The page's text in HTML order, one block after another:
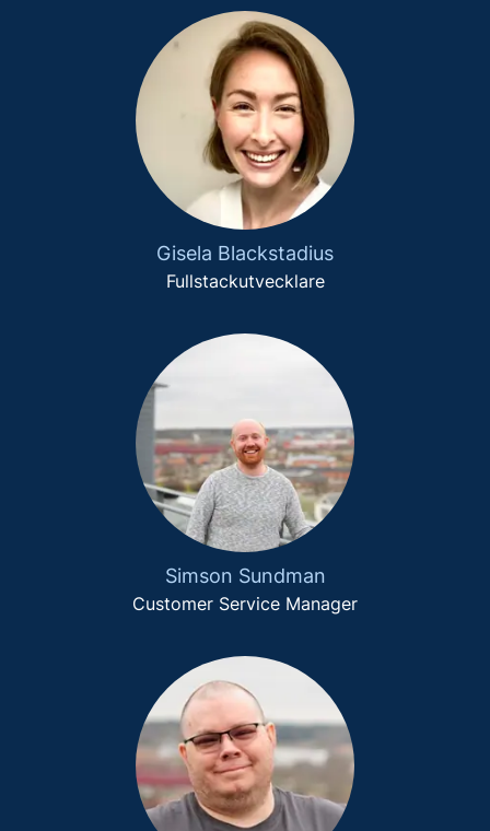
Gisela Blackstadius
Fullstackutvecklare
Simson Sundman
Customer Service Manager